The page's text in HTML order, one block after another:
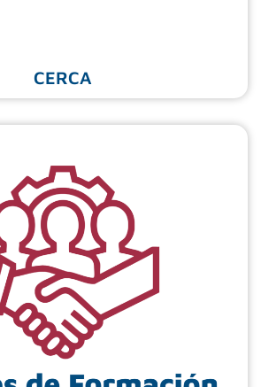
CERCA